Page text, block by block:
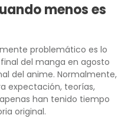
menos es
problemático es lo
del manga en agosto
del anime. Normalmente,
expectación, teorías,
han tenido tiempo
original.